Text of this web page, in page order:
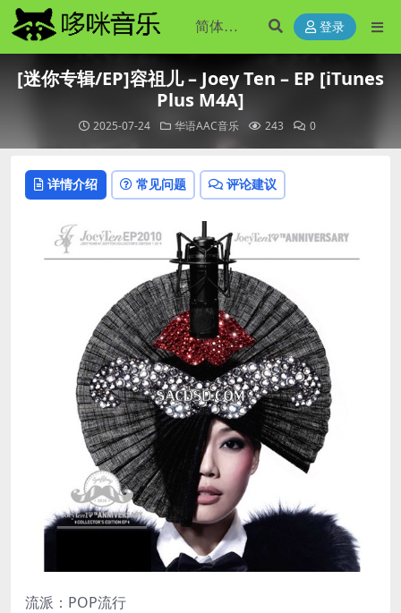
登录
[迷你专辑/EP]容祖儿 – Joey Ten – EP [iTunes
Plus M4A]
2025-07-24 华语AAC音乐 243 0
详情介绍 常见问题 评论建议
流派：POP流行